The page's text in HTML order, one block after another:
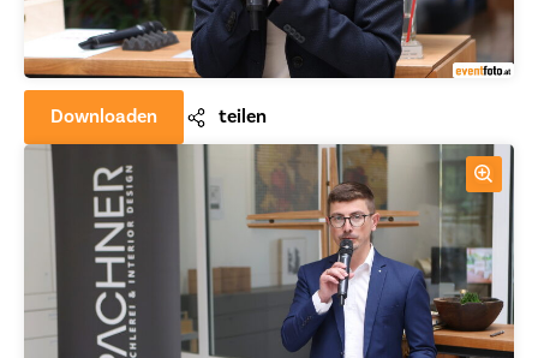
Downloaden teilen